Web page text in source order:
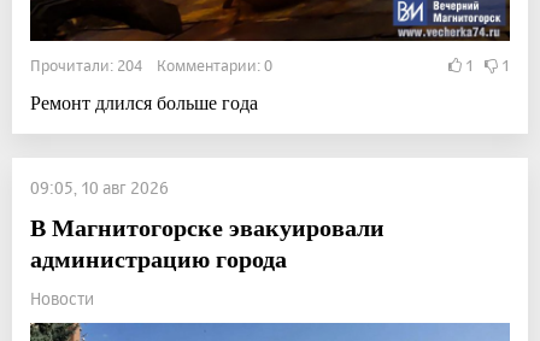
Прочитали: 204 Комментарии: 0 1 1
Ремонт длился больше года
09:05, 10 авг 2026
В Магнитогорске эвакуировали
администрацию города
Новости